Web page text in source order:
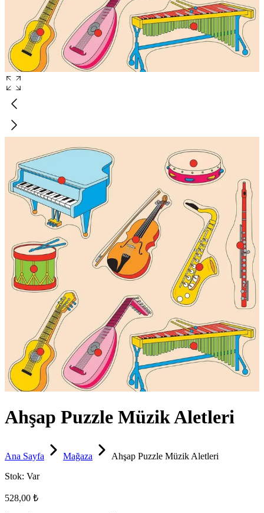
Ahşap Puzzle Müzik Aletleri
Ana Sayfa Mağaza
Ahşap Puzzle Müzik Aletleri
Stok: Var
528,00 ₺